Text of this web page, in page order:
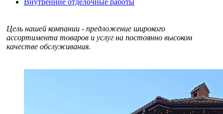
Цель нашей компании - предложение широкого
ассортимента товаров и услуг на постоянно высоком
качестве обслуживания.